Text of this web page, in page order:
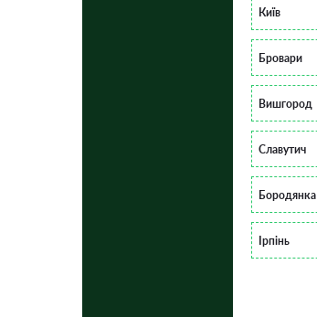
Київ
Бровари
Вишгород
Славутич
Бородянка
Ірпінь